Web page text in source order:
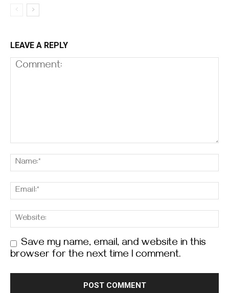
LEAVE A REPLY
Save my name, email, and website in this
browser for the next time I comment.